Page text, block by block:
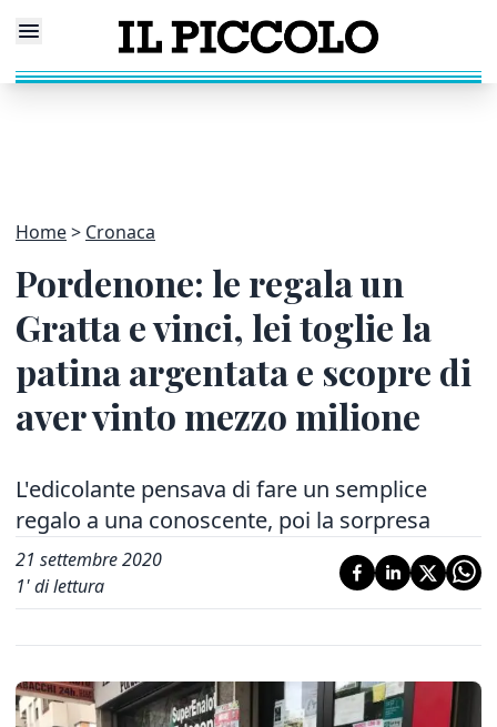
Home Cronaca
Pordenone: le regala un
Gratta e vinci, lei toglie la
patina argentata e scopre di
aver vinto mezzo milione
L'edicolante pensava di fare un semplice
regalo a una conoscente, poi la sorpresa
21 settembre 2020
1' di lettura